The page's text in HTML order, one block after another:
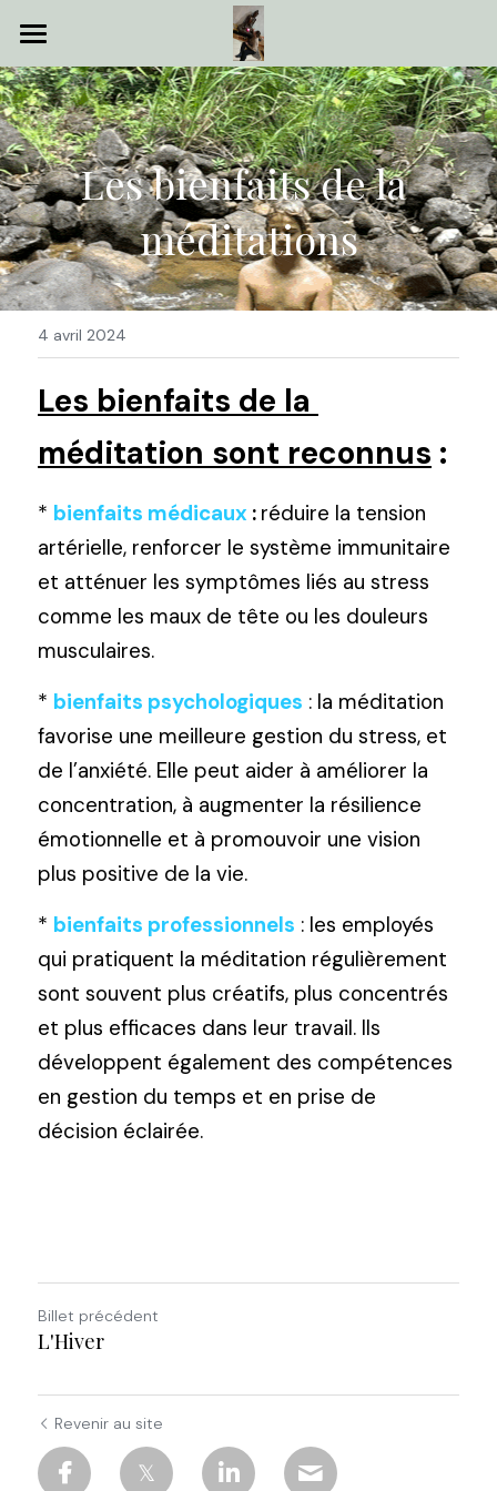
Accueil
Shiatsu
Autres Soins
Evenements
Articles
Contact
Rechercher
Les bienfaits de la
méditations
4 avril 2024
Les bienfaits de la
méditation sont reconnus :
* bienfaits médicaux : réduire la tension
artérielle, renforcer le système immunitaire
et atténuer les symptômes liés au stress
comme les maux de tête ou les douleurs
musculaires.
* bienfaits psychologiques : la méditation
favorise une meilleure gestion du stress, et
de l’anxiété. Elle peut aider à améliorer la
concentration, à augmenter la résilience
émotionnelle et à promouvoir une vision
plus positive de la vie.
* bienfaits professionnels : les employés
qui pratiquent la méditation régulièrement
sont souvent plus créatifs, plus concentrés
et plus efficaces dans leur travail. Ils
développent également des compétences
en gestion du temps et en prise de
décision éclairée.
Billet précédent
L'Hiver
Revenir au site